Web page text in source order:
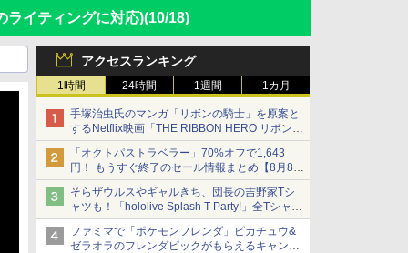
ライティングに対応)(10/18)
アクセスランキング
1時間 24時間 1週間 1カ月
手塚治虫氏のマンガ「リボンの騎士」を原案と
するNetflix映画「THE RIBBON HERO リボンヒ
ーロー」本日配信開始
「オクトパストラベラー」70%オフで1,643
円！ もうすぐ終了のセール情報まとめ【8月8日
更新】
ニンテンドーeショップでは「大神 絶景版」が
67%オフで990円
そらザウルスやギャルきち、団長の吉野家Tシ
ャツも！「hololive Splash T-Party!」全Tシャツ
ラインナップ公開＆オンライン販売開始
ファミマで「ポケモンフレンダ」ピカチュウ&
ゼラオラのフレンダピックがもらえるキャンペ